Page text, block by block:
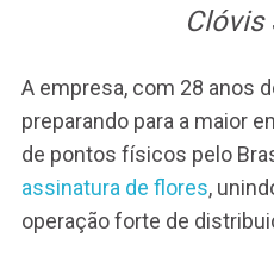
Clóvis
A empresa, com 28 anos
preparando para a maior
de pontos físicos pelo
assinatura de flores,
operação forte de